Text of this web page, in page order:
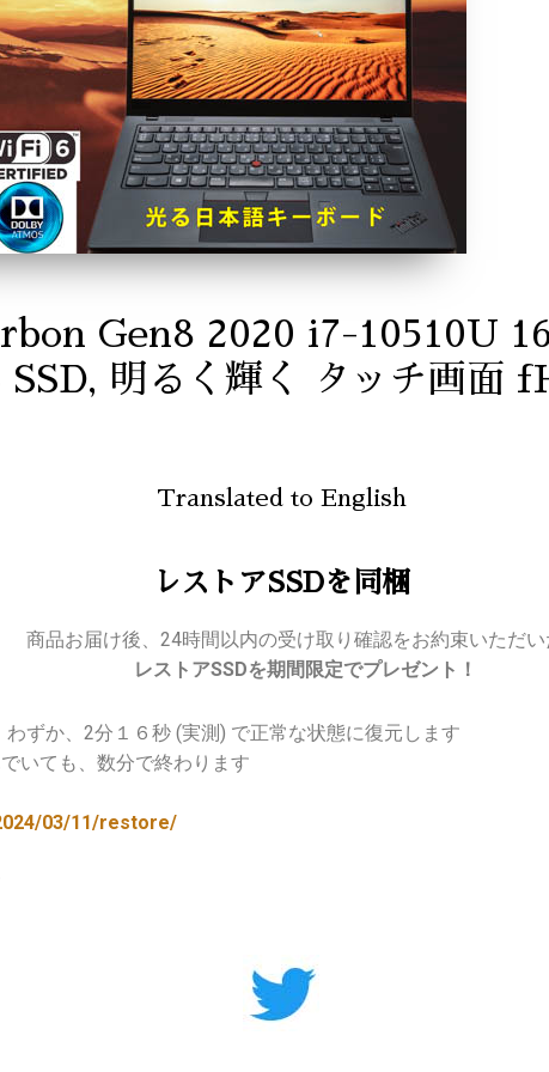
Gen8 2020 i7-10510U
SSD, 明るく輝く タッチ画面
Translated to English
レストアSSDを同梱
商品お届け後、24時間以内の受け取り確認をお約束いただ
レストアSSDを期間限定でプレゼント！
ずか、2分１６秒 (実測) で正常な状態に復元します
いても、数分で終わります
03/11/restore/